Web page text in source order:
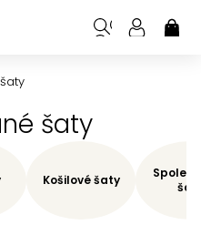
šaty
Košilové šaty